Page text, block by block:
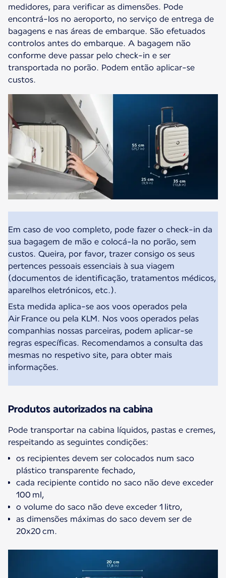
medidores, para verificar as dimensões. Pode
encontrá-los no aeroporto, no serviço de entrega de
bagagens e nas áreas de embarque. São efetuados
controlos antes do embarque. A bagagem não
conforme deve passar pelo check-in e ser
transportada no porão. Podem então aplicar-se
custos.
Em caso de voo completo, pode fazer o check-in da
sua bagagem de mão e colocá-la no porão, sem
custos. Queira, por favor, trazer consigo os seus
pertences pessoais essenciais à sua viagem
(documentos de identificação, tratamentos médicos,
aparelhos eletrónicos, etc.).
Esta medida aplica-se aos voos operados pela
Air France ou pela KLM. Nos voos operados pelas
companhias nossas parceiras, podem aplicar-se
regras específicas. Recomendamos a consulta das
mesmas no respetivo site, para obter mais
informações.
Produtos autorizados na cabina
Pode transportar na cabina líquidos, pastas e cremes,
respeitando as seguintes condições:
os recipientes devem ser colocados num saco
plástico transparente fechado,
cada recipiente contido no saco não deve exceder
100 ml,
o volume do saco não deve exceder 1 litro,
as dimensões máximas do saco devem ser de
20x20 cm.